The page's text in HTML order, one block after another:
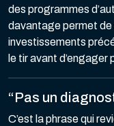
des programmes
davantage permet de
investissements
le tir avant d’engager
“Pas un
C’est la phrase qui